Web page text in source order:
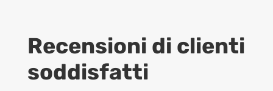
Recensioni di clienti
soddisfatti